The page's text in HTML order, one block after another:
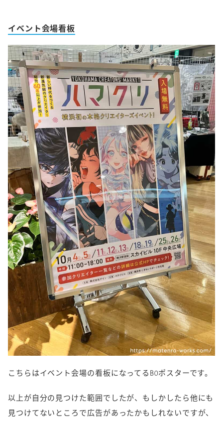
イベント会場看板
こちらはイベント会場の看板になってるB0ポスターです。
以上が自分の見つけた範囲でしたが、もしかしたら他にも
見つけてないところで広告があったかもしれないですが、